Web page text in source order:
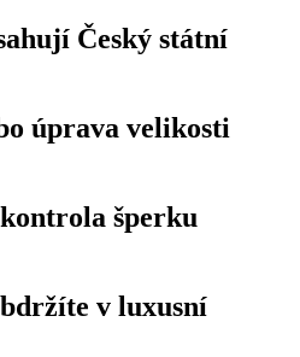
Český státní
úprava velikosti
šperku
v luxusní